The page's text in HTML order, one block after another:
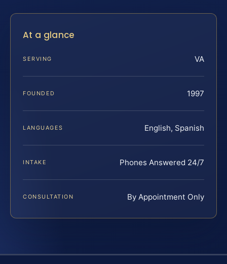
At a glance
SERVING VA
FOUNDED 1997
LANGUAGES English, Spanish
INTAKE Phones Answered 24/7
CONSULTATION By Appointment Only